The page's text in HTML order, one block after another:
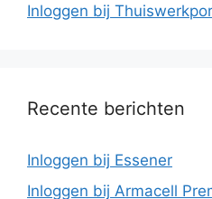
Inloggen bij
Recente berichten
Inloggen bij Essener
Inloggen bij Armacell